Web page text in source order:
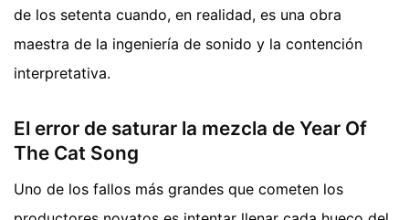
de los setenta cuando, en realidad, es una obra
maestra de la ingeniería de sonido y la contención
interpretativa.
El error de saturar la mezcla de Year Of
The Cat Song
Uno de los fallos más grandes que cometen los